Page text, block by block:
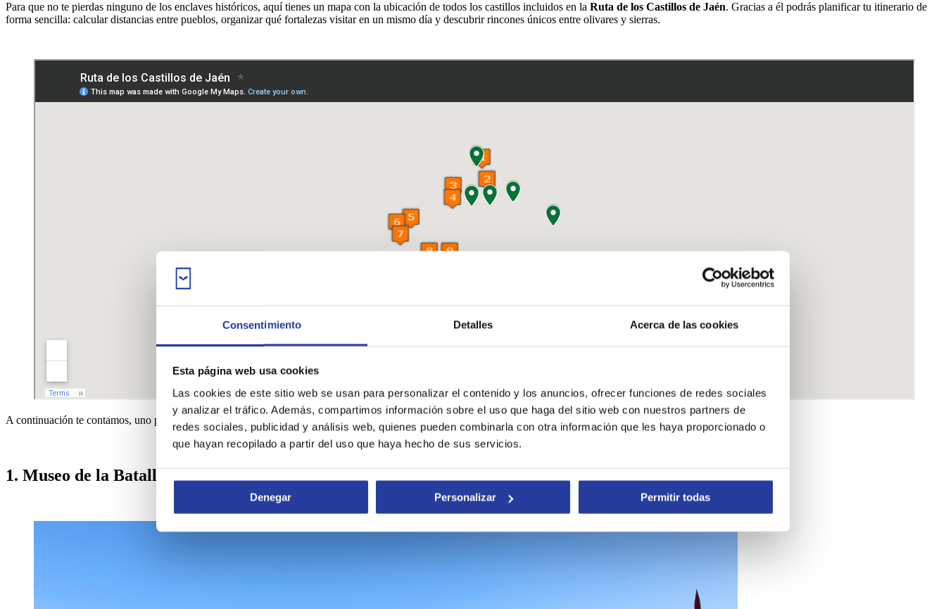
Consentimiento Detalles Acerca de las cookies
Esta página web usa cookies
Las cookies de este sitio web se usan para personalizar el contenido y los anuncios, ofrecer funciones de redes sociales
y analizar el tráfico. Además, compartimos información sobre el uso que haga del sitio web con nuestros partners de
redes sociales, publicidad y análisis web, quienes pueden combinarla con otra información que les haya proporcionado o
que hayan recopilado a partir del uso que haya hecho de sus servicios.
Denegar Personalizar Permitir todas
Para que no te pierdas ninguno de los enclaves históricos, aquí tienes un mapa con la ubicación de todos los castillos incluidos en la Ruta de los Castillos de Jaén. Gracias a él podrás planificar tu itinerario de
forma sencilla: calcular distancias entre pueblos, organizar qué fortalezas visitar en un mismo día y descubrir rincones únicos entre olivares y sierras.
A continuación te contamos, uno por uno, cuáles son estas fortalezas y qué hace especial a cada una de ellas.
1. Museo de la Batalla de Las Navas de Tolosa (Santa Elena)